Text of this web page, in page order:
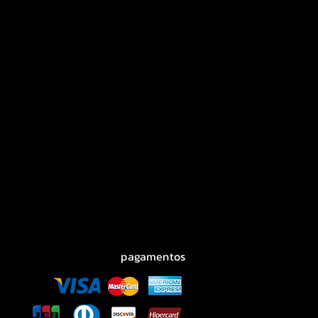
pagamentos